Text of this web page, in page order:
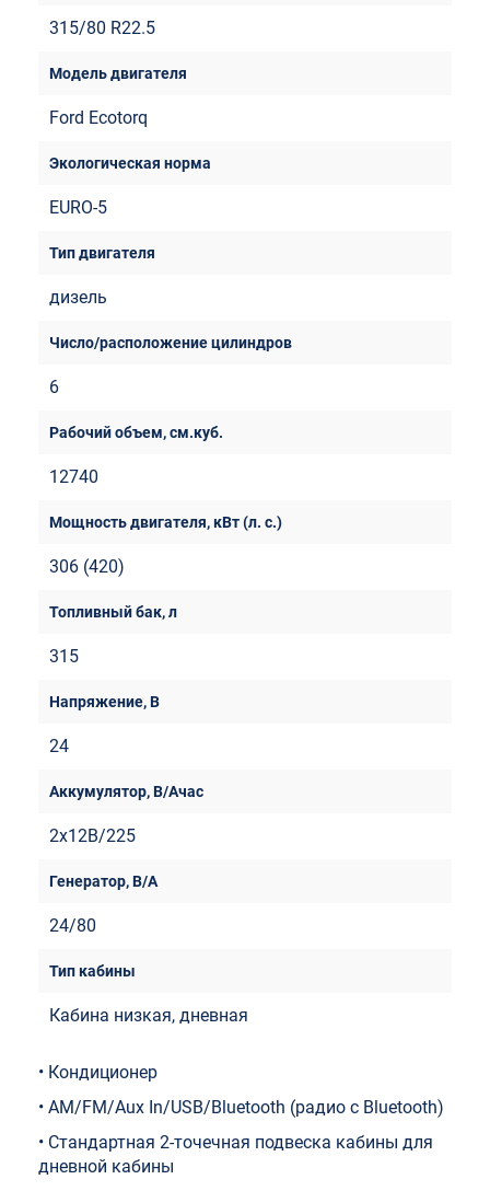
315/80 R22.5
Ford Ecotorq
EURO-5
дизель
6
12740
306 (420)
315
24
2x12В/225
24/80
Кабина низкая, дневная
• Кондиционер
• AM/FM/Aux In/USB/Bluetooth (радио с Bluetooth)
• Стандартная 2-точечная подвеска кабины для
дневной кабины